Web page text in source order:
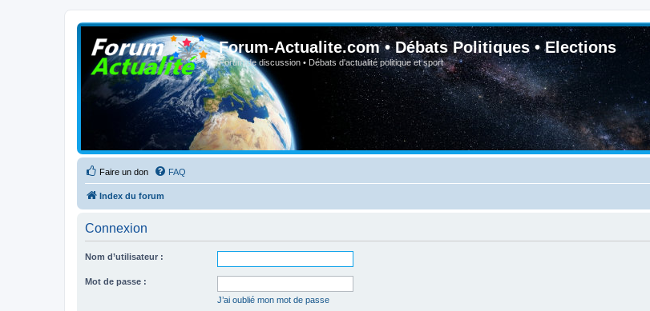
Forum-Actualite.com • Débats Politiques • Elections
Forum de discussion • Débats d'actualité politique et sport
Faire un don FAQ
Index du forum
Connexion
Nom d’utilisateur :
Mot de passe :
J’ai oublié mon mot de passe